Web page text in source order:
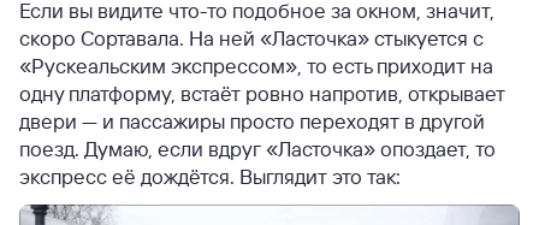
Если вы видите что-то подобное за окном, значит,
скоро Сортавала. На ней «Ласточка» стыкуется с
«Рускеальским экспрессом», то есть приходит на
одну платформу, встаёт ровно напротив, открывает
двери — и пассажиры просто переходят в другой
поезд. Думаю, если вдруг «Ласточка» опоздает, то
экспресс её дождётся. Выглядит это так: